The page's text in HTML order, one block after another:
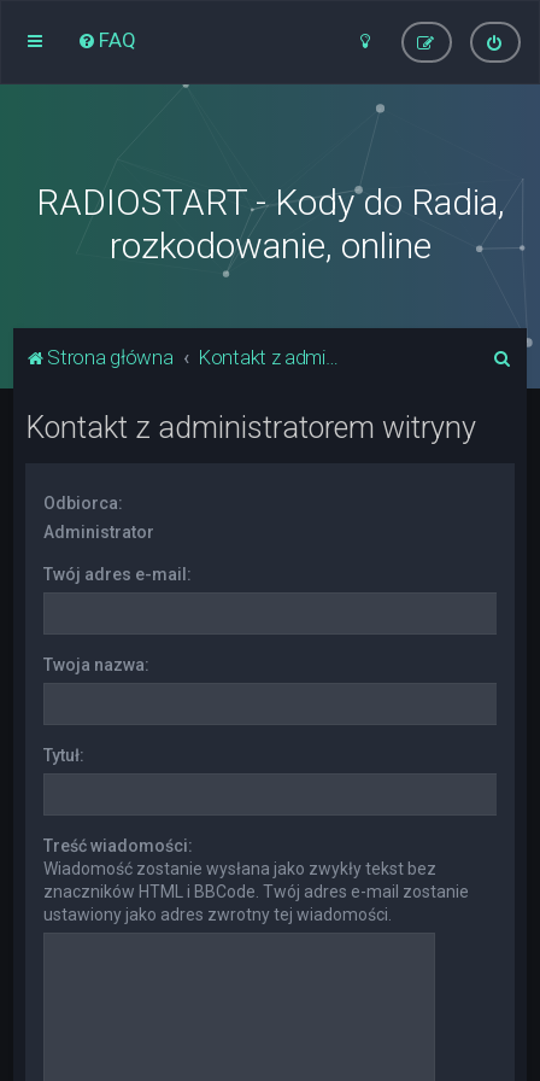
FAQ
RADIOSTART - Kody do Radia,
rozkodowanie, online
Strona główna Kontakt z administratorem witryny
Kontakt z administratorem witryny
Odbiorca:
Administrator
Twój adres e-mail:
Twoja nazwa:
Tytuł:
Treść wiadomości:
Wiadomość zostanie wysłana jako zwykły tekst bez
znaczników HTML i BBCode. Twój adres e-mail zostanie
ustawiony jako adres zwrotny tej wiadomości.